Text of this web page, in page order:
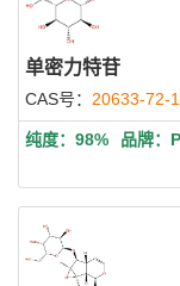
单密力特苷
CAS号： 20633-72-1
纯度：98% 品牌：